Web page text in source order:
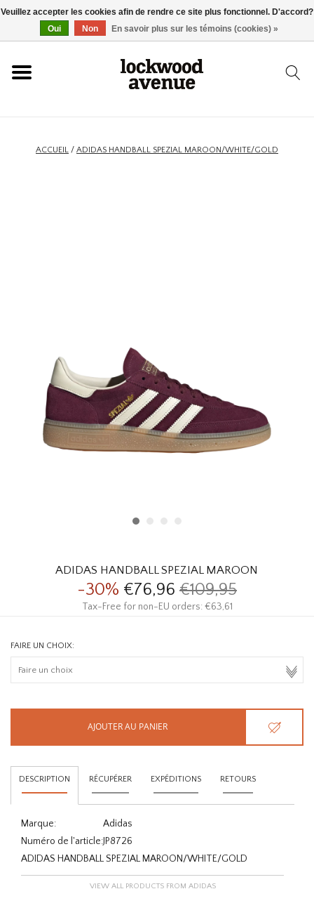
ACCUEIL
NOUVEAU
ACCUEIL / ADIDAS HANDBALL SPEZIAL MAROON/WHITE/GOLD
ADIDAS HANDBALL SPEZIAL MAROON
-30% €76,96 €109,95
Tax-Free for non-EU orders: €63,61
FAIRE UN CHOIX:
AJOUTER AU PANIER
DESCRIPTION RÉCUPÉRER EXPÉDITIONS RETOURS
Marque:
Adidas
Numéro de l'article:JP8726
ADIDAS HANDBALL SPEZIAL MAROON/WHITE/GOLD
VIEW ALL PRODUCTS FROM ADIDAS
Veuillez accepter les cookies afin de rendre ce site plus fonctionnel. D'accord?
Oui
Non En savoir plus sur les témoins (cookies) »